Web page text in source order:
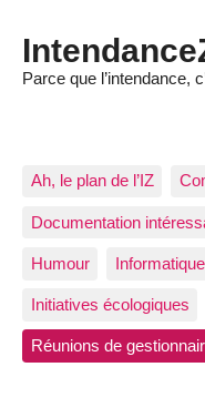
Parce que l’intendance,
Ah, le plan de l’IZ
Documentation
Humour
Initiatives écologiques
Réunions de